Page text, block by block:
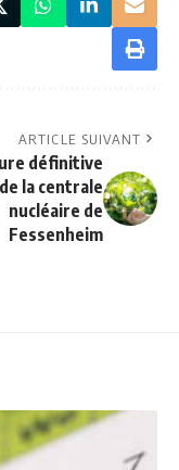
ARTICLE SUIVANT
définitive
de la centrale
nucléaire de
Fessenheim